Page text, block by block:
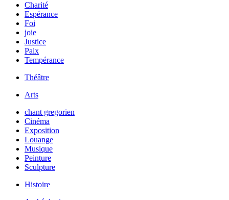
Charité
Espérance
Foi
joie
Justice
Paix
Tempérance
Théâtre
Arts
chant gregorien
Cinéma
Exposition
Louange
Musique
Peinture
Sculpture
Histoire